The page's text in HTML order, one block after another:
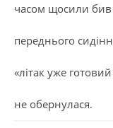
часом щосили бив
переднього
«літак уже
не обернулася.